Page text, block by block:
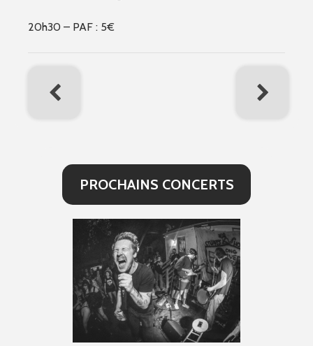
20h30 – PAF : 5€
PROCHAINS CONCERTS